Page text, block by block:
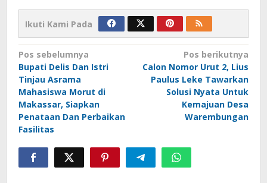
Ikuti Kami Pada
Navigasi
pos
Pos sebelumnya
Bupati Delis Dan Istri
Tinjau Asrama
Mahasiswa Morut di
Makassar, Siapkan
Penataan Dan Perbaikan
Fasilitas
Pos berikutnya
Calon Nomor Urut 2, Lius
Paulus Leke Tawarkan
Solusi Nyata Untuk
Kemajuan Desa
Warembungan